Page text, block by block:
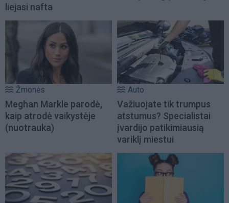
liejasi nafta
Žmonės
Meghan Markle parodė,
kaip atrodė vaikystėje
(nuotrauka)
Auto
Važiuojate tik trumpus
atstumus? Specialistai
įvardijo patikimiausią
variklį miestui